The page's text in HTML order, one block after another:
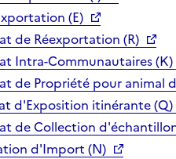
(E)
de Réexportation (R)
Intra-Communautaires (K)
de Propriété pour animal
d'Exposition itinérante (Q)
de Collection
d'Import (N)